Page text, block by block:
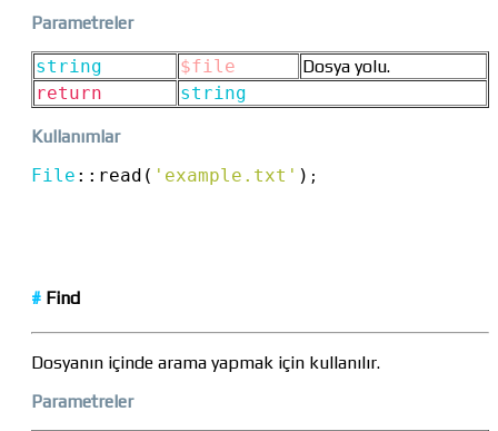
Parametreler
string $file
Dosya yolu.
return
string
Kullanımlar
File :: read( 'example.txt' ) ;
# Find
Dosyanın içinde arama yapmak için kullanılır.
Parametreler